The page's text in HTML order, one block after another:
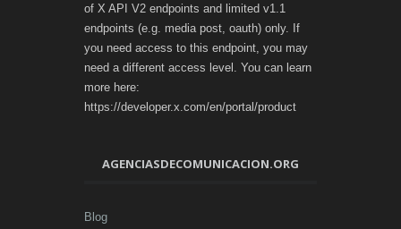
of X API V2 endpoints and limited v1.1
endpoints (e.g. media post, oauth) only. If
you need access to this endpoint, you may
need a different access level. You can learn
more here:
https://developer.x.com/en/portal/product
AGENCIASDECOMUNICACION.ORG
Blog